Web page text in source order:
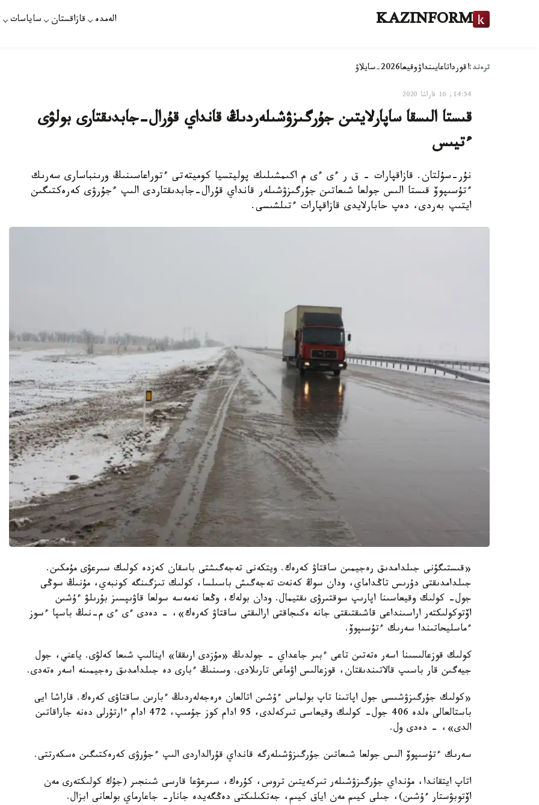
KAZINFORM الەمدە قازاقستان ساياسات
ترەند:اقورداتاعايىنداۋوقيعا2026-سايلاۋ
14:54, 16 قاراشا 2020
قىستا الىسقا ساپارلايتىن جۇرگىزۋشىلەردىڭ قانداي قۇرال-جابدىقتارى بولۋى
ءتيىس
نۇر-سۇلتان. قازاقپارات – ق ر ءى ءى م اكىمشىلىك پوليتسيا كوميتەتى ءتوراعاسىنىڭ ورىنباسارى سەرىك
ءتۇسىپوۆ قىستا الىس جولعا شىعاتىن جۇرگىزۋشىلەر قانداي قۇرال-جابدىقتاردى الىپ ءجۇرۋى كەرەكتىگىن
ايتىپ بەردى، دەپ حابارلايدى قازاقپارات ءتىلشىسى.
«قىستىگۇنى جىلدامدىق رەجيمىن ساقتاۋ كەرەك. ويتكەنى تەجەگىشتى باسقان كەزدە كولىك سىرعۋى مۇمكىن.
جىلدامدىقتى دۇرىس تاڭداماي، ودان سوڭ كەنەت تەجەگىش باسىلسا، كولىك تىزگىنگە كونبەي، مۇنىڭ سوڭى
جول- كولىك وقيعاسىنا اپارىپ سوقتىرۋى ىقتيمال. ودان بولەك، وڭعا نەمەسە سولعا قاۋىپسىز بۇرىلۋ ءۇشىن
اۆتوكولىكتەر اراسىنداعى قاشىقتىقتى جانە ەكىجاقتى ارالىقتى ساقتاۋ كەرەك»، - دەدى ءى ءى م-نىڭ باسپا ءسوز
ءماسليحاتىندا سەرىك ءتۇسىپوۆ.
كولىك قوزعالىسىنا اسەر ەتەتىن تاعى ءبىر جاعداي - جولدىڭ «مۇزدى ارىققا» اينالىپ شىعا كەلۋى. ياعني، جول
جيەگىن قار باسىپ قالاتىندىقتان، قوزعالىس اۋماعى تارىلادى. وسىنىڭ ءبارى دە جىلدامدىق رەجيمىنە اسەر ەتەدى.
«كولىك جۇرگىزۋشىسى جول اپاتىنا تاپ بولماس ءۇشىن اتالعان ەرەجەلەردىڭ ءبارىن ساقتاۋى كەرەك. قاراشا ايى
باستالعالى ەلدە 406 جول- كولىك وقيعاسى تىركەلدى، 95 ادام كوز جۇمىپ، 472 ادام ءارتۇرلى دەنە جاراقاتىن
الدى»، - دەدى ول.
سەرىك ءتۇسىپوۆ الىس جولعا شىعاتىن جۇرگىزۋشىلەرگە قانداي قۇرالداردى الىپ ءجۇرۋى كەرەكتىگىن ەسكەرتتى.
اتاپ ايتقاندا، مۇنداي جۇرگىزۋشىلەر تىركەيتىن تروس، كۇرەك، سىرعۋعا قارسى شىنجىر (جۇك كولىكتەرى مەن
اۆتوبۋستار ءۇشىن)، جىلى كيىم مەن اياق كيىم، جەتكىلىكتى دەڭگەيدە جانار- جاعارماي بولعانى ابزال.